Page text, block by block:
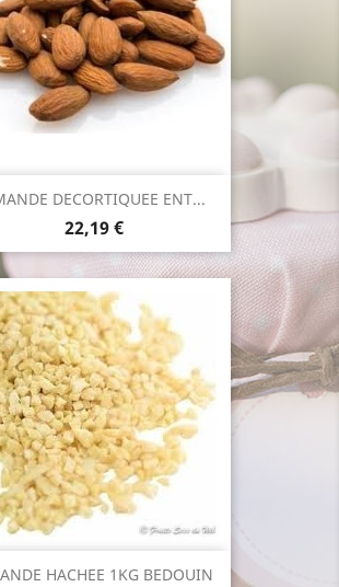
DECORTIQUEE ENT...
Prix
22,19 €
HACHEE 1KG BEDOUIN